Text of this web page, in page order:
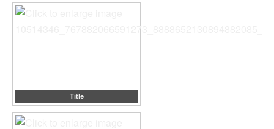
Title